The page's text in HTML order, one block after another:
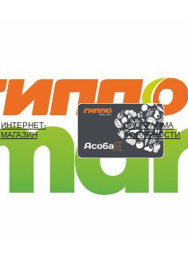
ИНТЕРНЕТ-
МАГАЗИН
ПРОГРАММА
ЛОЯЛЬНОСТИ